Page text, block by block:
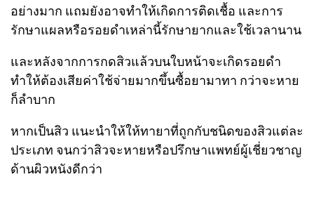
อย่างมาก แถมยังอาจทำให้เกิดการติดเชื้อ และการ
รักษาแผลหรือรอยดำเหล่านี้รักษายากและใช้เวลานาน
และหลังจากการกดสิวแล้วบนใบหน้าจะเกิดรอยดำ
ทำให้ต้องเสียค่าใช้จ่ายมากขึ้นซื้อยามาทา กว่าจะหาย
ก็ลำบาก
หากเป็นสิว แนะนำให้ให้ทายาที่ถูกกับชนิดของสิวแต่ละ
ประเภท จนกว่าสิวจะหายหรือปรึกษาแพทย์ผู้เชี่ยวชาญ
ด้านผิวหนังดีกว่า